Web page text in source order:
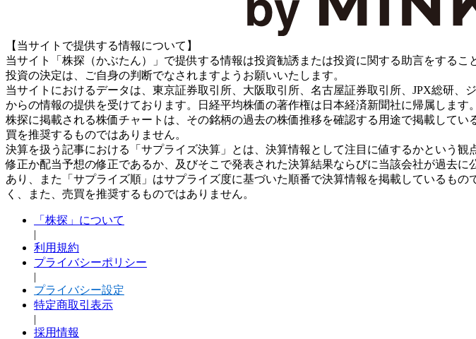
【当サイトで提供する情報について】
当サイト「株探（かぶたん）」で提供する情報は投資勧誘または投資に関する助言をするこ
投資の決定は、ご自身の判断でなされますようお願いいたします。
当サイトにおけるデータは、東京証券取引所、大阪取引所、名古屋証券取引所、JPX総研、
からの情報の提供を受けております。日経平均株価の著作権は日本経済新聞社に帰属します。
株探に掲載される株価チャートは、その銘柄の過去の株価推移を確認する用途で掲載して
買を推奨するものではありません。
決算を扱う記事における「サプライズ決算」とは、決算情報として注目に値するかという
修正か配当予想の修正であるか、及びそこで発表された決算結果ならびに当該会社が過去
あり、また「サプライズ順」はサプライズ度に基づいた順番で決算情報を掲載しているも
く、また、売買を推奨するものではありません。
「株探」について
|
利用規約
プライバシーポリシー
|
プライバシー設定
特定商取引表示
|
採用情報